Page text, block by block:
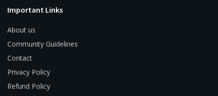
Important Links
About us
Community Guidelines
Contact
Privacy Policy
Refund Policy